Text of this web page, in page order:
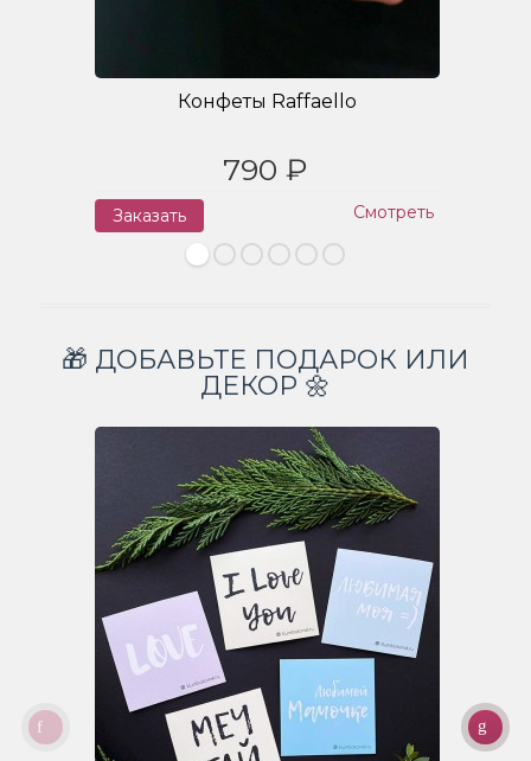
Конфеты Raffaello
790 ₽
Заказать Смотреть
🎁 ДОБАВЬТЕ ПОДАРОК ИЛИ
ДЕКОР 🌼